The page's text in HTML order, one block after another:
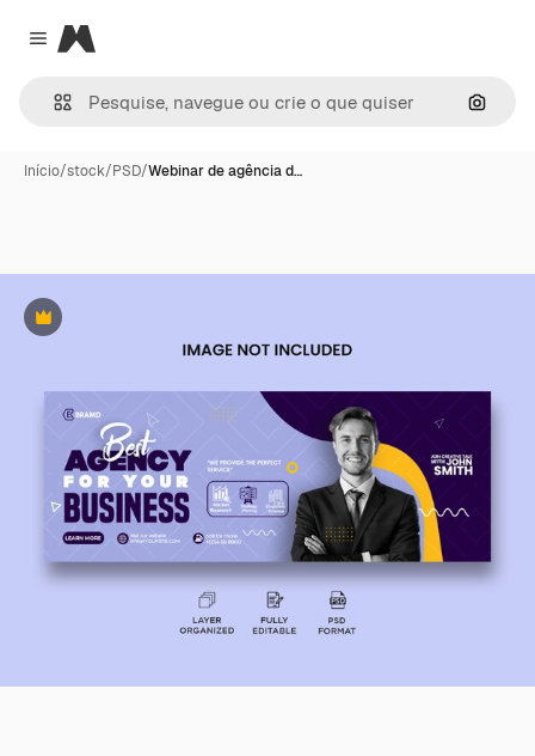
Close menu
Magnific
Início/stock/PSD/Webinar de agência d…
Premium